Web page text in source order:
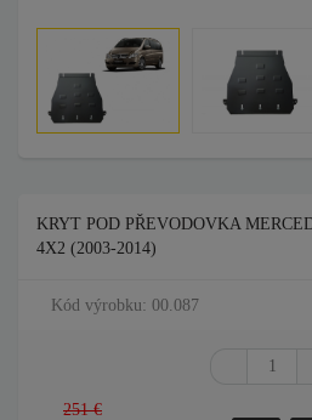
KRYT POD PŘEVODOVKA
4X2 (2003-2014)
Kód výrobku: 00.087
251 €